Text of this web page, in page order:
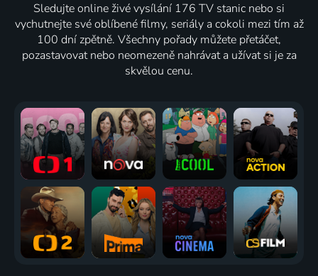
Sledujte online živé vysílání 176 TV stanic nebo si
vychutnejte své oblíbené filmy, seriály a cokoli mezi tím až
100 dní zpětně. Všechny pořady můžete přetáčet,
pozastavovat nebo neomezeně nahrávat a užívat si je za
skvělou cenu.